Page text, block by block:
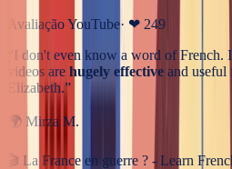
Avaliação YouTube· ❤ 249
I don't even know a word of French.
videos are hugely effective and useful
Elizabeth.”
🌍 Mirza M.
🎬 La France en guerre ? - Learn